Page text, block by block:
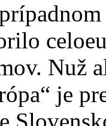
Nuž
je